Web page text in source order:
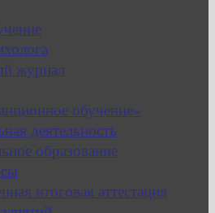
журнал
обучение»
деятельность
образование
итоговая аттестация